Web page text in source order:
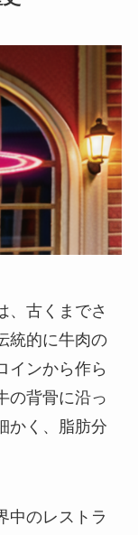
、古くまでさ
統的に牛肉の
インから作ら
の背骨に沿っ
かく、脂肪分
中のレストラ